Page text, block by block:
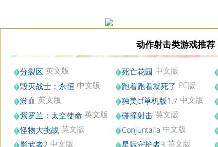
动作射击类游戏推荐
分裂区 英文版 死亡花园 中文版
毁灭战士：永恒 中文版 跑着跑着就死了 PC版
淤血 英文版 独美cf单机版1.7 中文版
紫罗兰：太空使命 英文版 碰撞射击 英文版
怪物大挑战 英文版 Conjuntalia 中文版
影武者2 中文版 星际守护者3 英文版